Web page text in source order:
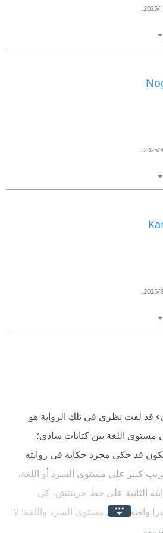
.
.
.
قد لفت نظري في تلك الرواية هو
مستوى اللغة بين كتابات شادي؛
قد حكى مجرد حكاية في روايته
كبير على مستوى السرد أو اللغة،
الثانية على خط جرينتش، كي
واضحا على مستوى السرد واللغة؛ لا